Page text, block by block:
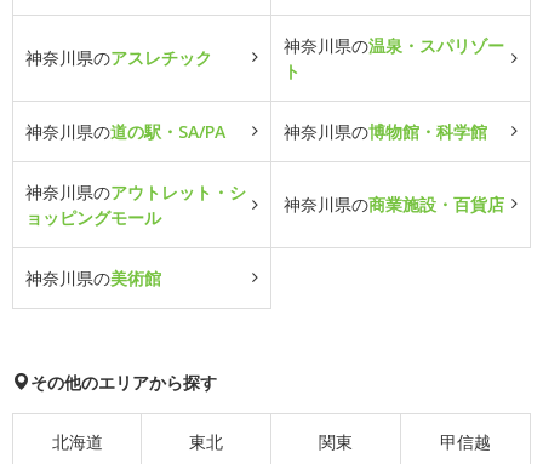
神奈川県のアスレチック
神奈川県の温泉・スパリゾー
ト
神奈川県の道の駅・SA/PA 神奈川県の博物館・科学館
神奈川県のアウトレット・シ
ョッピングモール
神奈川県の商業施設・百貨店
神奈川県の美術館
その他のエリアから探す
北海道 東北 関東 甲信越